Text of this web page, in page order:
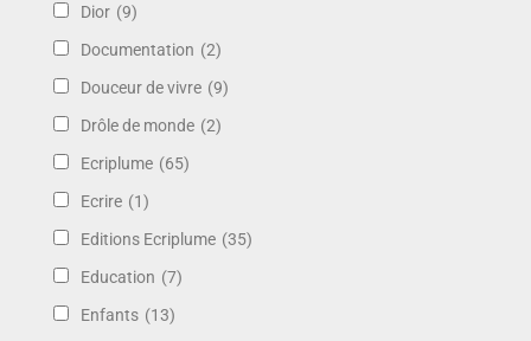
Dior (9)
Documentation (2)
Douceur de vivre (9)
Drôle de monde (2)
Ecriplume (65)
Ecrire (1)
Editions Ecriplume (35)
Education (7)
Enfants (13)